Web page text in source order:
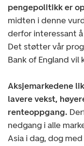
pengepolitikk er
midten i denne
derfor interessant
Det støtter vår
Bank of England vil
Aksjemarkedene
lavere vekst,
renteoppgang.
nedgang i alle
Asia i dag, dog